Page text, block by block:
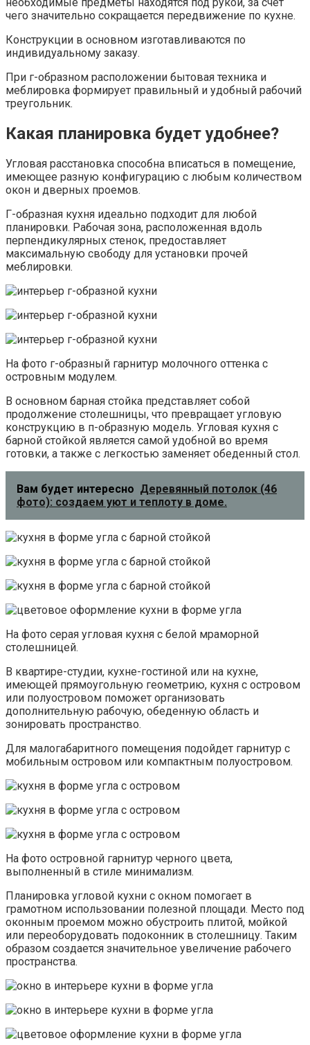
чего значительно сокращается передвижение по кухне.
Конструкции в основном изготавливаются по
индивидуальному заказу.
При г-образном расположении бытовая техника и
меблировка формирует правильный и удобный рабочий
треугольник.
Какая планировка будет удобнее?
Угловая расстановка способна вписаться в помещение,
имеющее разную конфигурацию с любым количеством
окон и дверных проемов.
Г-образная кухня идеально подходит для любой
планировки. Рабочая зона, расположенная вдоль
перпендикулярных стенок, предоставляет
максимальную свободу для установки прочей
меблировки.
На фото г-образный гарнитур молочного оттенка с
островным модулем.
В основном барная стойка представляет собой
продолжение столешницы, что превращает угловую
конструкцию в п-образную модель. Угловая кухня с
барной стойкой является самой удобной во время
готовки, а также с легкостью заменяет обеденный стол.
Вам будет интересно Деревянный потолок (46
фото): создаем уют и теплоту в доме.
На фото серая угловая кухня с белой мраморной
столешницей.
В квартире-студии, кухне-гостиной или на кухне,
имеющей прямоугольную геометрию, кухня с островом
или полуостровом поможет организовать
дополнительную рабочую, обеденную область и
зонировать пространство.
Для малогабаритного помещения подойдет гарнитур с
мобильным островом или компактным полуостровом.
На фото островной гарнитур черного цвета,
выполненный в стиле минимализм.
Планировка угловой кухни с окном помогает в
грамотном использовании полезной площади. Место под
оконным проемом можно обустроить плитой, мойкой
или переоборудовать подоконник в столешницу. Таким
образом создается значительное увеличение рабочего
пространства.